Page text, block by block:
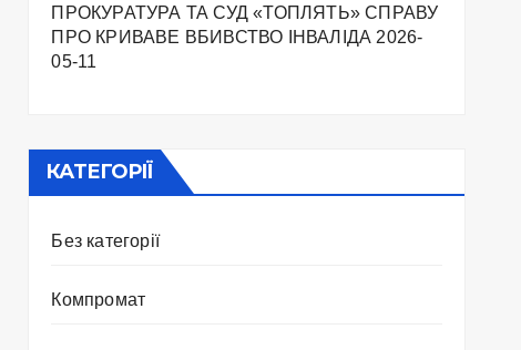
ПРОКУРАТУРА ТА СУД «ТОПЛЯТЬ» СПРАВУ
ПРО КРИВАВЕ ВБИВСТВО ІНВАЛІДА 2026-
05-11
КАТЕГОРІЇ
Без категорії
Компромат